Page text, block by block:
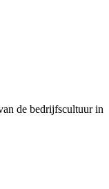
de bedrijfscultuur in